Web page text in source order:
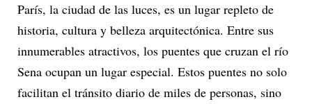
París, la ciudad de las luces, es un lugar repleto de
historia, cultura y belleza arquitectónica. Entre sus
innumerables atractivos, los puentes que cruzan el río
Sena ocupan un lugar especial. Estos puentes no solo
facilitan el tránsito diario de miles de personas, sino